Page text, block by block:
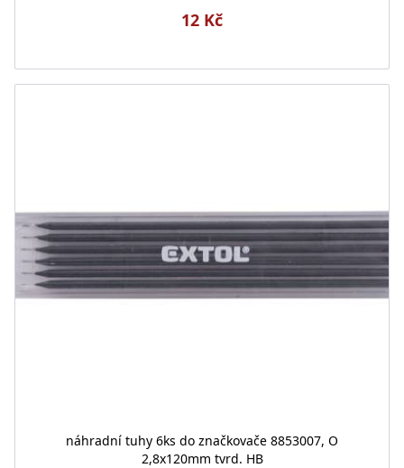
12 Kč
náhradní tuhy 6ks do značkovače 8853007, O
2,8x120mm tvrd. HB